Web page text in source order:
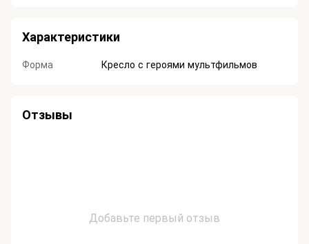
Характеристики
Форма Кресло с героями мультфильмов
Отзывы
Добавьте первый отзыв